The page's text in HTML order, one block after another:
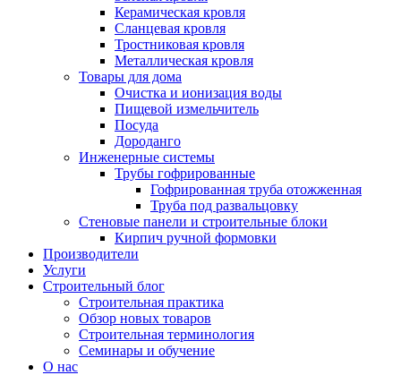
Керамическая кровля
Сланцевая кровля
Тростниковая кровля
Металлическая кровля
Товары для дома
Очистка и ионизация воды
Пищевой измельчитель
Посуда
Дороданго
Инженерные системы
Трубы гофрированные
Гофрированная труба отожженная
Труба под развальцовку
Стеновые панели и строительные блоки
Кирпич ручной формовки
Производители
Услуги
Строительный блог
Строительная практика
Обзор новых товаров
Строительная терминология
Семинары и обучение
О нас